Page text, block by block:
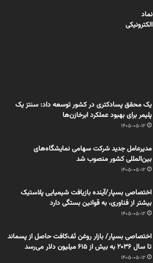
نماد
الکترونیکی
یک محقق پسادکتری در کشور توسعه داد: سنتز یک
پلیمر برای بهبود عملکرد ابرخازن‌ها
1405-05-12
مدیرعامل جدید شرکت سهامی نمایشگاه‌های
بین‌المللی کشور منصوب شد
1405-05-12
اختصاصی بسپار/آینده بازیافت شیمیایی پلاستیک
بیشتر از فناوری، به قوانین بستگی دارد
1405-05-12
اختصاصی بسپار/ بازار روغن تَف‌کافت حاصل از پسماند
تا سال ۲۰۳۶ به بیش از ۶۱۵ میلیون دلار می‌رسد
1405-05-12